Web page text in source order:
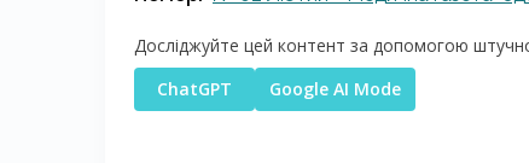
Досліджуйте цей контент за допомогою
ChatGPT
Google AI Mode